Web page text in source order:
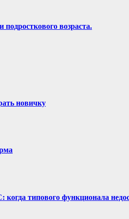
подросткового возраста.
новичку
типового функционала